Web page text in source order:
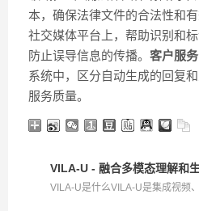
本，确保法律文件的合法性和有
社交媒体平台上，帮助识别和标
防止误导信息的传播。 客户服务
系统中，区分自动生成的回复
服务质量。
VILA-U - 融合多模态理解和
VILA-U是什么VILA-U是集成视频